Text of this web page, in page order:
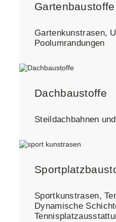
Gartenbaustoffe
Gartenkunstrasen,
Poolumrandungen
Dachbaustoffe
Steildachbahnen
Sportkunstrasen,
Dynamische